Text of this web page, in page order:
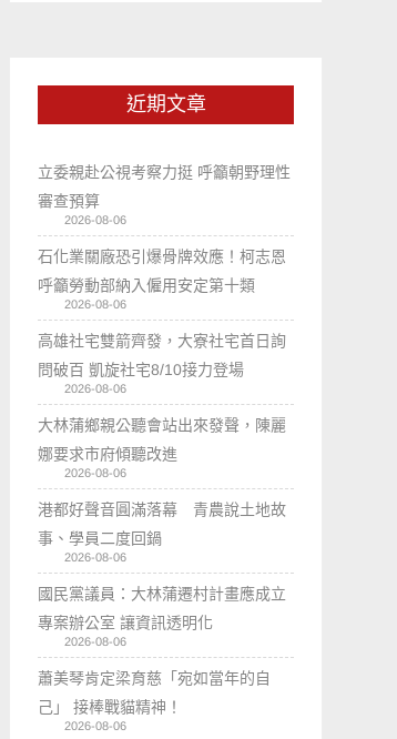
近期文章
立委親赴公視考察力挺 呼籲朝野理性
審查預算
2026-08-06
石化業關廠恐引爆骨牌效應！柯志恩
呼籲勞動部納入僱用安定第十類
2026-08-06
高雄社宅雙箭齊發，大寮社宅首日詢
問破百 凱旋社宅8/10接力登場
2026-08-06
大林蒲鄉親公聽會站出來發聲，陳麗
娜要求市府傾聽改進
2026-08-06
港都好聲音圓滿落幕 青農說土地故
事、學員二度回鍋
2026-08-06
國民黨議員：大林蒲遷村計畫應成立
專案辦公室 讓資訊透明化
2026-08-06
蕭美琴肯定梁育慈「宛如當年的自
己」 接棒戰貓精神！
2026-08-06